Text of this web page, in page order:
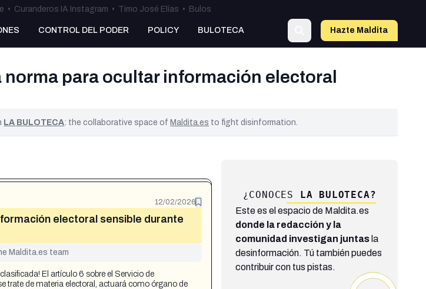
• Curanderos IA Instagram • Timo José Elías • Bulos
CONTROL DEL PODER POLICY BULOTECA Hazte Maldita
para ocultar información electoral
LA BULOTECA: the collaborative space ofMaldita.es to fight disinformation.
12/02/2026
electoral sensible durante
Maldita.es team
El artículo 6 sobre el Servicio de
trate de materia electoral, actuará como órgano de
¿CONOCES LA BULOTECA?
Este es el espacio de Maldita.es
donde la redacción y la
comunidad investigan juntasla
desinformación. Tú también puedes
contribuir con tus pistas.